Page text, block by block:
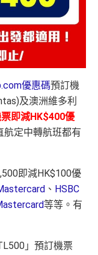
優惠碼預訂機
及澳洲維多利
即減HK$400優
航定中轉航班都有
即減HK$100優
、 HSBC
等等。有
」預訂機票